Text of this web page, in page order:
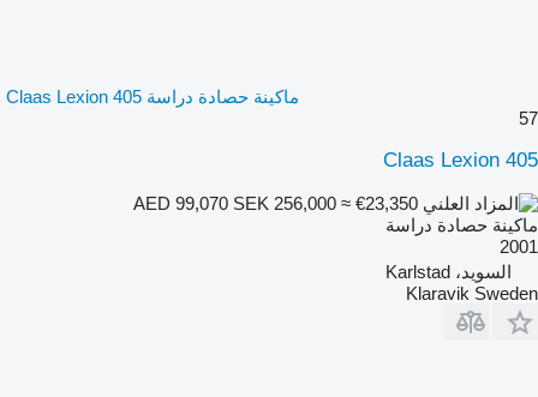
ماكينة حصادة دراسة Claas Lexion 405
57
Claas Lexion 405
SEK 256,000 ≈ €23,350
ماكينة حصادة دراسة
2001
السويد، Karlstad
Klaravik Sweden